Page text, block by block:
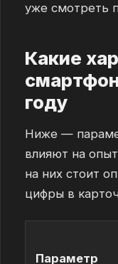
уже смотреть
Какие
году
Ниже —
влияют на
на них стоит
цифры в
Параметр